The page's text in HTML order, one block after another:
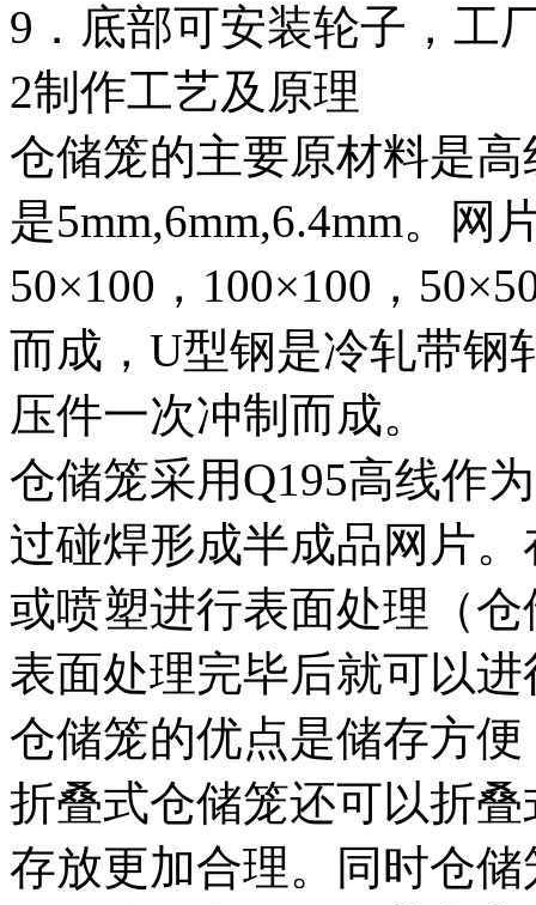
9．底部可安装轮子，工
2制作工艺及原理
仓储笼的主要原材料是
是5mm,6mm,6.4mm。网
50×100，100×100，
而成，U型钢是冷轧带钢
压件一次冲制而成。
仓储笼采用Q195高线作
过碰焊形成半成品网片
或喷塑进行表面处理（
表面处理完毕后就可以
仓储笼的优点是储存方
折叠式仓储笼还可以折
存放更加合理。同时仓